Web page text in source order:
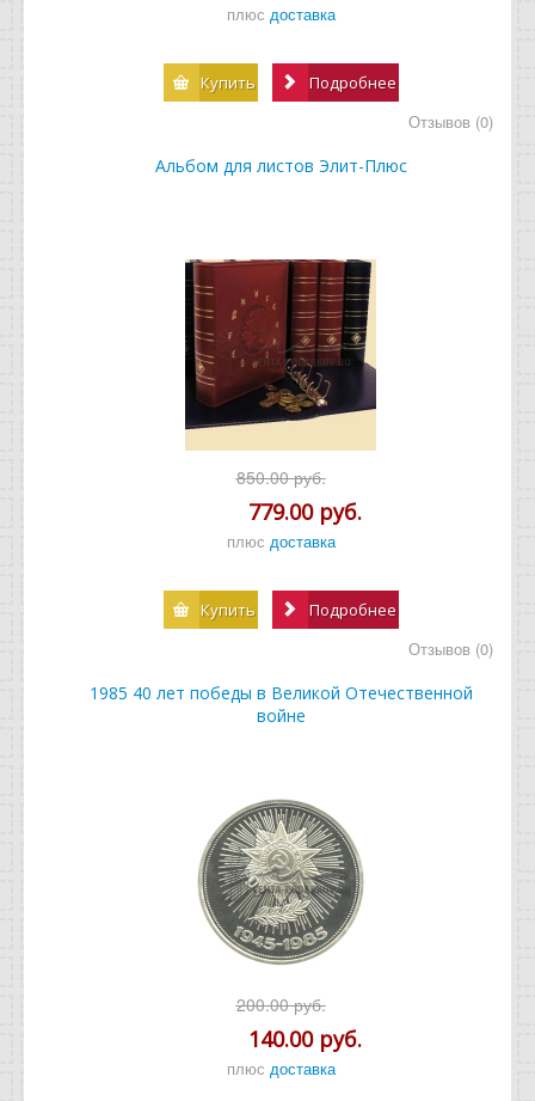
плюс доставка
Купить Подробнее
Отзывов (0)
Альбом для листов Элит-Плюс
850.00 руб.
779.00 руб.
плюс доставка
Купить Подробнее
Отзывов (0)
1985 40 лет победы в Великой Отечественной
войне
200.00 руб.
140.00 руб.
плюс доставка